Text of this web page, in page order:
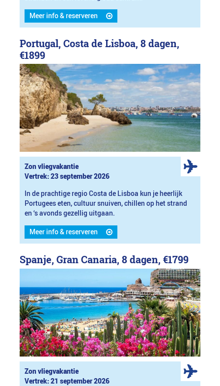
Meer info & reserveren
Portugal, Costa de Lisboa, 8 dagen,
€1899
Zon vliegvakantie
Vertrek: 23 september 2026
In de prachtige regio Costa de Lisboa kun je heerlijk
Portugees eten, cultuur snuiven, chillen op het strand
en ‘s avonds gezellig uitgaan.
Meer info & reserveren
Spanje, Gran Canaria, 8 dagen, €1799
Zon vliegvakantie
Vertrek: 21 september 2026